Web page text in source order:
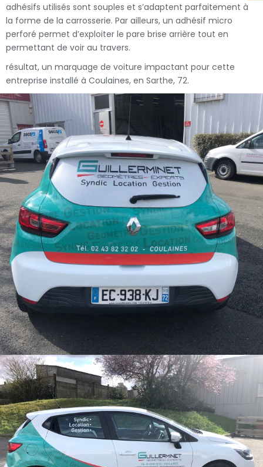
adhésifs utilisés sont souples et s’adaptent parfaitement à
la forme de la carrosserie. Par ailleurs, un adhésif micro
perforé permet d’exploiter le pare brise arrière tout en
permettant de voir au travers.
résultat, un marquage de voiture impactant pour cette
entreprise installé à Coulaines, en Sarthe, 72.